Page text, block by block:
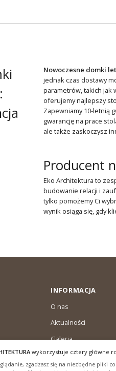
Nowoczesne domki
jednak czas dostawy
parametrów, takich jak
oferujemy najlepszy
Zapewniamy 10-letnią
gwarancję na prace
ale także zaskoczysz
Producent
Eko Architektura to
budowanie relacji i
tylko pomożemy Ci
wynik osiąga się, gdy
INFORMACJA
O nas
Aktualności
Galeria
Warunki dostawy &
wykorzystuje cztery główne
zgadzasz się na niezbędne pliki